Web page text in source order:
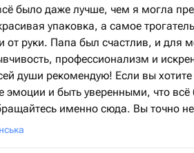
было даже лучше, чем я могла
упаковка, а самое
от руки. Папа был счастлив, и для
профессионализм и
души рекомендую! Если вы
эмоции и быть уверенными, что
именно сюда. Вы точно